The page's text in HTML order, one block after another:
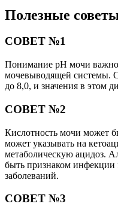
Полезные
СОВЕТ №1
Понимание pH мочи важно
мочевыводящей системы.
до 8,0, и значения в этом
СОВЕТ №2
Кислотность мочи может
может указывать на
метаболическую ацидоз.
быть признаком
заболеваний.
СОВЕТ №3